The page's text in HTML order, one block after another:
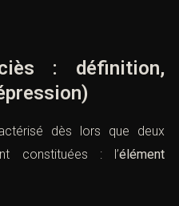
: définition,
dès lors que deux
constituées : l’élément